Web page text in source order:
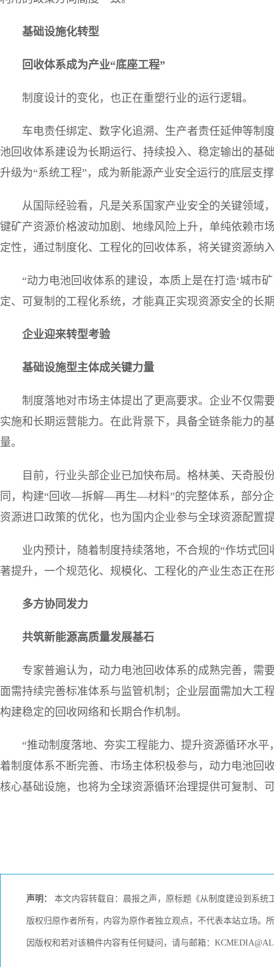
基础设施化转型
回收体系成为产业“底座工程”
制度设计的变化，也正在重塑行业的运行逻辑。
车电责任绑定、数字化追溯、生产者责任延伸等
池回收体系建设为长期运行、持续投入、稳定输出的基
升级为“系统工程”，成为新能源产业安全运行的底层支
从国际经验看，凡是关系国家产业安全的关键领域
键矿产资源价格波动加剧、地缘风险上升，单纯依赖市
定性，通过制度化、工程化的回收体系，将关键资源纳
“动力电池回收体系的建设，本质上是在打造‘城市
定、可复制的工程化系统，才能真正实现资源安全的长
企业迎来转型考验
基础设施型主体成关键力量
制度落地对市场主体提出了更高要求。企业不仅需
实施和长期运营能力。在此背景下，具备全链条能力的
量。
目前，行业头部企业已加快布局。格林美、天奇股
同，构建“回收—拆解—再生—材料”的完整体系，部分
资源进口政策的优化，也为国内企业参与全球资源配置
业内预计，随着制度持续落地，不合规的“作坊式
著提升，一个规范化、规模化、工程化的产业生态正在
多方协同发力
共筑新能源高质量发展基石
专家普遍认为，动力电池回收体系的成熟完善，需
面需持续完善标准体系与监管机制；企业层面需加大工
构建稳定的回收网络和长期合作机制。
“推动制度落地、夯实工程能力、提升资源循环水
着制度体系不断完善、市场主体积极参与，动力电池回
核心基础设施，也将为全球资源循环治理提供可复制、
声明： 本文内容转载自：晨报之声，原标题《从制度建设到系
版权归原作者所有，内容为原作者独立观点，不代表本站立场。
因版权和若对该稿件内容有任何疑问，请与邮箱：